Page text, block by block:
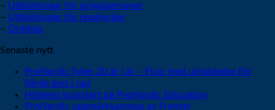
– Utbildningar för privatpersoner
– Utbildningar för resebyråer
– Ordlista
Senaste nytt
ProNordic fyller 20 år i år – Firar med utmärkelse för
fjärde året i rad
Höstens kursstart på ProNordic Education
ProNordic uppmärksammas av Fronter